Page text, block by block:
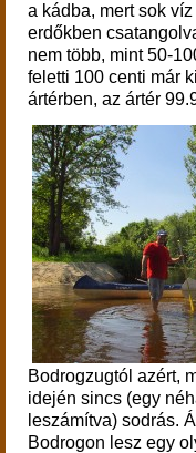
a kádba, mert sok
erdőkben
nem több, mint 50-
feletti 100 centi már
ártérben, az ártér
Bodrogzugtól azért,
idején sincs (egy
leszámítva) sodrás.
Bodrogon lesz egy